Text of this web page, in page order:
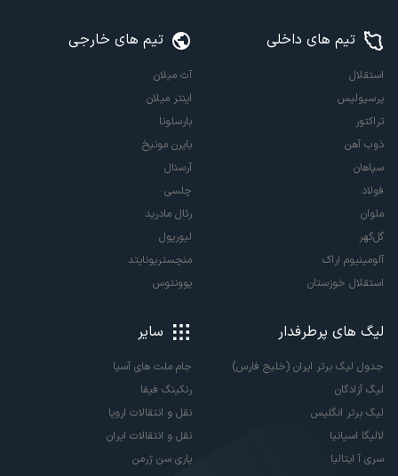
تیم های داخلی
استقلال
پرسپولیس
تراکتور
ذوب آهن
سپاهان
فولاد
ملوان
گل‌گهر
آلومینیوم اراک
استقلال خوزستان
تیم های خارجی
آث میلان
اینتر میلان
بارسلونا
بایرن مونیخ
آرسنال
چلسی
رئال مادرید
لیورپول
منچستریونایتد
یوونتوس
لیگ های پرطرفدار
جدول لیگ برتر ایران (خلیج فارس)
لیگ آزادگان
لیگ برتر انگلیس
لالیگا اسپانیا
سری آ ایتالیا
سایر
جام ملت های آسیا
رنکینگ فیفا
نقل و انتقالات اروپا
نقل و انتقالات ایران
پاری سن ژرمن